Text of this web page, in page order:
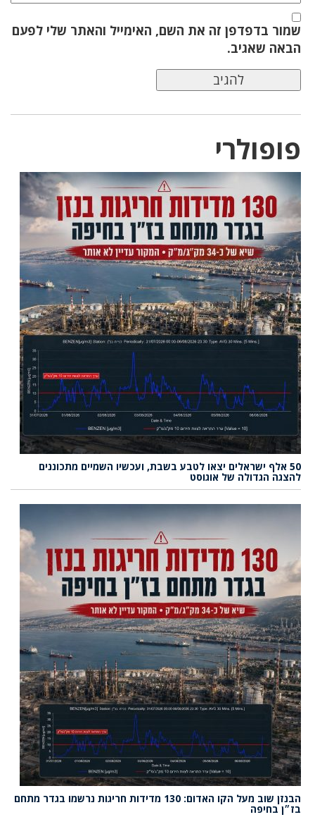
שמור בדפדפן זה את השם, האימייל והאתר שלי לפעם
הבאה שאגיב.
פופולרי
50 אלף ישראלים יצאו לטבע בשבת, ועכשיו השמיים מתכוננים
להצגה הגדולה של אוגוסט
הבנזן שוב מעל הקו האדום: 130 מדידות חריגות נרשמו בגדר מתחם
בז״ן בחיפה